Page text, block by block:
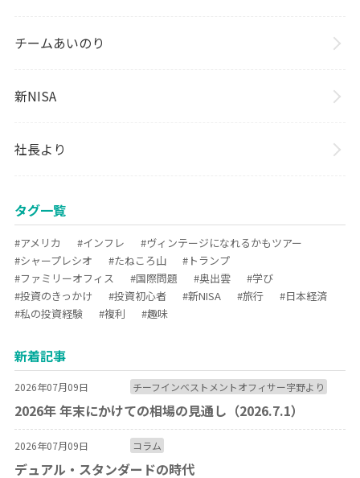
チームあいのり
新NISA
社長より
タグ一覧
#アメリカ #インフレ
#ヴィンテージになれるかもツアー
#シャープレシオ
#たねころ山
#トランプ
#ファミリーオフィス
#国際問題 #奥出雲
#学び
#投資のきっかけ
#投資初心者 #新NISA #旅行
#日本経済
#私の投資経験
#複利 #趣味
新着記事
2026年07月09日 チーフインベストメントオフィサー宇野より
2026年 年末にかけての相場の見通し（2026.7.1）
2026年07月09日 コラム
デュアル・スタンダードの時代